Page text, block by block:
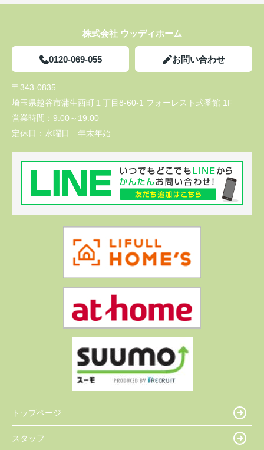
株式会社 ウッディホーム
0120-069-055 お問い合わせ
〒343-0835
埼玉県越谷市蒲生西町１丁目8-60-1 フォーレスト弐番館 1F
営業時間： 9:00～19:00
定休日： 水曜日 年末年始
トップページ
スタッフ